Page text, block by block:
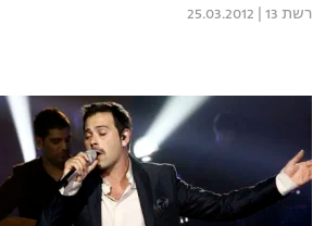
רשת 13 25.03.2012